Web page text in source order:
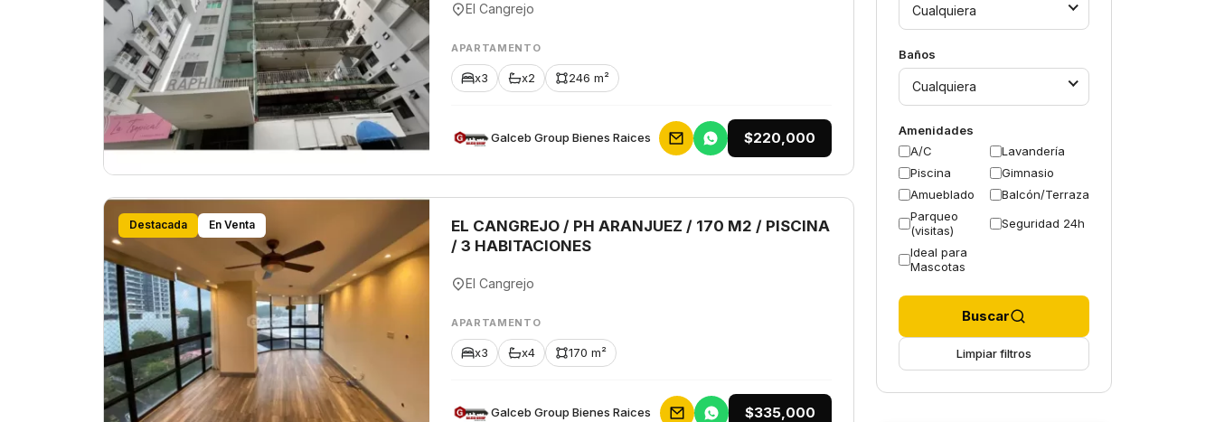
El Cangrejo
APARTAMENTO
x3 x2 246 m²
Galceb Group Bienes Raices $220,000
Destacada En Venta
EL CANGREJO / PH ARANJUEZ / 170 M2 / PISCINA
/ 3 HABITACIONES
El Cangrejo
APARTAMENTO
x3 x4 170 m²
Galceb Group Bienes Raices $335,000
Cualquiera
Baños
Cualquiera
Amenidades
A/C
Lavandería
Piscina
Gimnasio
Amueblado
Balcón/Terraza
Parqueo
(visitas)
Seguridad 24h
Ideal para
Mascotas
Buscar
Limpiar filtros